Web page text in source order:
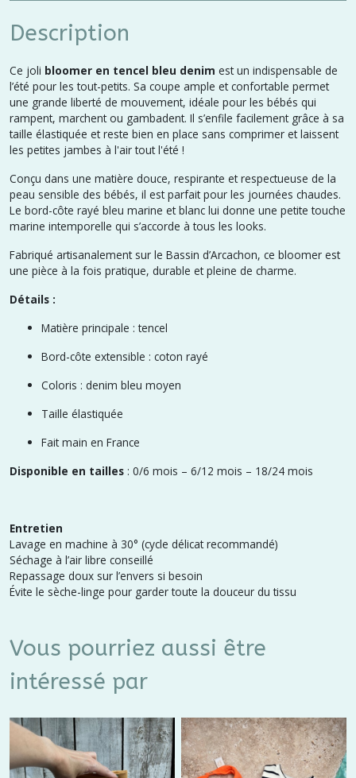
Description
Ce joli bloomer en tencel bleu denim est un indispensable de
l’été pour les tout-petits. Sa coupe ample et confortable permet
une grande liberté de mouvement, idéale pour les bébés qui
rampent, marchent ou gambadent. Il s’enfile facilement grâce à sa
taille élastiquée et reste bien en place sans comprimer et laissent
les petites jambes à l'air tout l'été !
Conçu dans une matière douce, respirante et respectueuse de la
peau sensible des bébés, il est parfait pour les journées chaudes.
Le bord-côte rayé bleu marine et blanc lui donne une petite touche
marine intemporelle qui s’accorde à tous les looks.
Fabriqué artisanalement sur le Bassin d’Arcachon, ce bloomer est
une pièce à la fois pratique, durable et pleine de charme.
Détails :
Matière principale : tencel
Bord-côte extensible : coton rayé
Coloris : denim bleu moyen
Taille élastiquée
Fait main en France
Disponible en tailles : 0/6 mois – 6/12 mois – 18/24 mois
Entretien
Lavage en machine à 30° (cycle délicat recommandé)
Séchage à l’air libre conseillé
Repassage doux sur l’envers si besoin
Évite le sèche-linge pour garder toute la douceur du tissu
Vous pourriez aussi être
intéressé par